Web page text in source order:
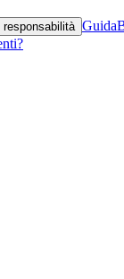
responsabilità Guida